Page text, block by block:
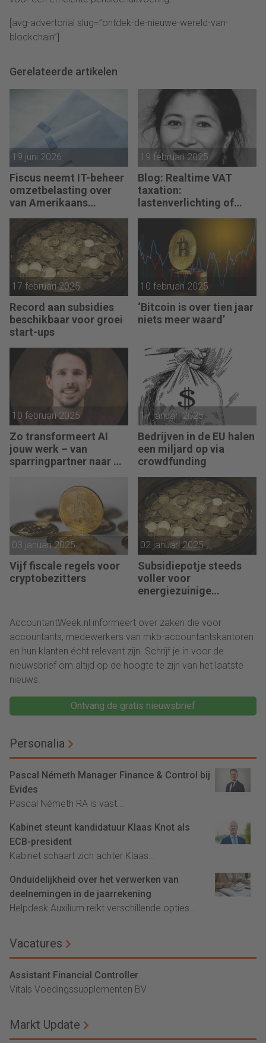
[avg-advertorial slug=”ontdek-de-nieuwe-wereld-van-
blockchain”]
Gerelateerde artikelen
19 juni 2026
Fiscus neemt IT-beheer
omzetbelasting over
van Amerikaans
techbedrijf
19 februari 2025
Blog: Realtime VAT
taxation:
lastenverlichting of
heilige graal?
17 februari 2025
Record aan subsidies
beschikbaar voor groei
start-ups
10 februari 2025
‘Bitcoin is over tien jaar
niets meer waard’
10 februari 2025
Zo transformeert AI
jouw werk – van
sparringpartner naar AI-
17 januari 2025
Bedrijven in de EU halen
een miljard op via
crowdfunding
03 januari 2025
Vijf fiscale regels voor
cryptobezitters
02 januari 2025
Subsidiepotje steeds
voller voor
energiezuinige
AccountantWeek.nl informeert over zaken die voor
accountants, medewerkers van mkb-accountantskantoren
en hun klanten écht relevant zijn. Schrijf je in voor de
nieuwsbrief om altijd op de hoogte te zijn van het laatste
nieuws.
Ontvang de gratis nieuwsbrief
Personalia
Pascal Németh Manager Finance & Control bij
Evides
Pascal Németh RA is vast...
Kabinet steunt kandidatuur Klaas Knot als
ECB-president
Kabinet schaart zich achter Klaas...
Onduidelijkheid over het verwerken van
deelnemingen in de jaarrekening
Helpdesk Auxilium reikt verschillende opties...
Vacatures
Assistant Financial Controller
Vitals Voedingssupplementen BV
Markt Update